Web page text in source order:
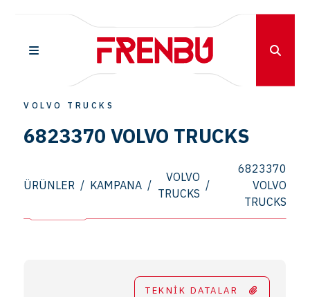
VOLVO TRUCKS
6823370 VOLVO TRUCKS
ÜRÜNLER / KAMPANA /
VOLVO
TRUCKS
/
6823370
VOLVO
TRUCKS
TEKNİK DATALAR